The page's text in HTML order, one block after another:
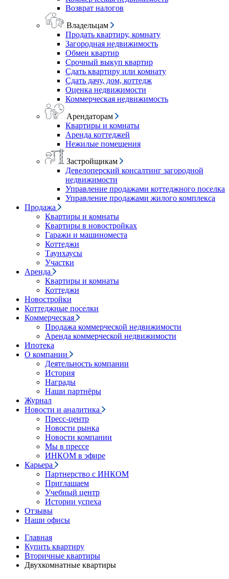
Возврат налогов
Владельцам
Продать квартиру, комнату
Загородная недвижимость
Обмен квартир
Срочный выкуп квартир
Сдать квартиру или комнату
Сдать дачу, дом, коттедж
Оценка недвижимости
Коммерческая недвижимость
Арендаторам
Квартиры и комнаты
Аренда коттеджей
Нежилые помещения
Застройщикам
Девелоперский консалтинг загородной
недвижимости
Управление продажами коттеджного поселка
Управление продажами жилого комплекса
Продажа
Квартиры и комнаты
Квартиры в новостройках
Гаражи и машиноместа
Коттеджи
Таунхаусы
Участки
Аренда
Квартиры и комнаты
Коттеджи
Новостройки
Коттеджные поселки
Коммерческая
Продажа коммерческой недвижимости
Аренда коммерческой недвижимости
Ипотека
О компании
Деятельность компании
История
Награды
Наши партнёры
Журнал
Новости и аналитика
Пресс-центр
Новости рынка
Новости компании
Мы в прессе
ИНКОМ в эфире
Карьера
Партнерство с ИНКОМ
Приглашаем
Учебный центр
Истории успеха
Отзывы
Наши офисы
Главная
Купить квартиру
Вторичные квартиры
Двухкомнатные квартиры